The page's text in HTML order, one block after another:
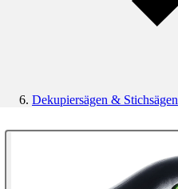
Dekupiersägen & Stichsägen